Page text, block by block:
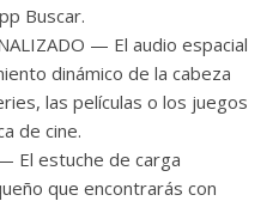
Buscar.
— El audio espacial
dinámico de la cabeza
las películas o los juegos
de cine.
El estuche de carga
que encontrarás con